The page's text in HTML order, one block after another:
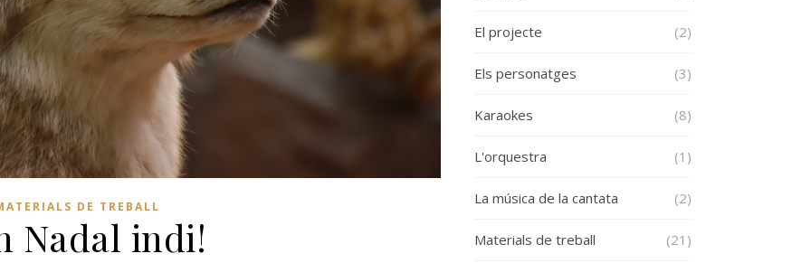
DE TREBALL
Nadal indi!
El projecte (2)
Els personatges (3)
Karaokes (8)
L'orquestra (1)
La música de la cantata (2)
Materials de treball (21)